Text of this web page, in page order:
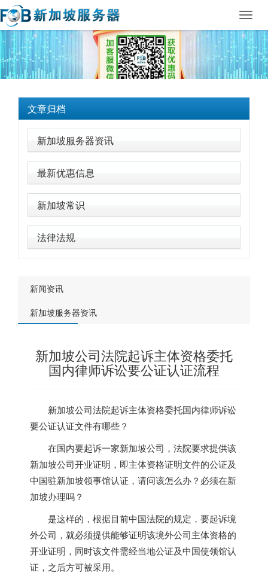
文章归档
新加坡服务器资讯
最新优惠信息
新加坡常识
法律法规
新闻资讯
新加坡服务器资讯
新加坡公司法院起诉主体资格委托
国内律师诉讼要公证认证流程
新加坡公司法院起诉主体资格委托国内律师诉讼
要公证认证文件有哪些？
在国内要起诉一家新加坡公司，法院要求提供该
新加坡公司开业证明，即主体资格证明文件的公证及
中国驻新加坡领事馆认证，请问该怎么办？必须在新
加坡办理吗？
是这样的，根据目前中国法院的规定，要起诉境
外公司，就必须提供能够证明该境外公司主体资格的
开业证明，同时该文件需经当地公证及中国使领馆认
证，之后方可被采用。